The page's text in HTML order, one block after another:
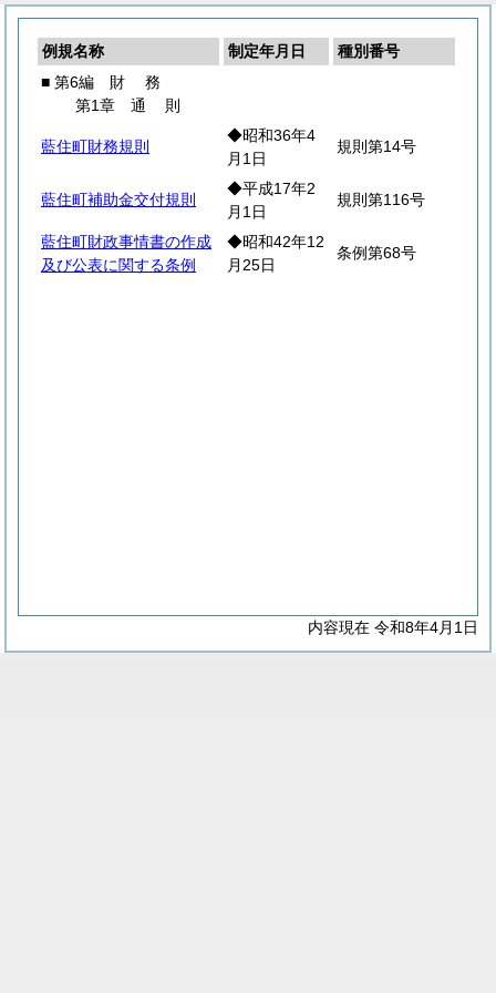
例規名称 制定年月日
種別番号
■ 第6編 財 務
第1章 通 則
藍住町財務規則
◆昭和36年4
月1日
規則第14号
藍住町補助金交付規則
◆平成17年2
月1日
規則第116号
藍住町財政事情書の作成
及び公表に関する条例
◆昭和42年12
月25日
条例第68号
内容現在 令和8年4月1日